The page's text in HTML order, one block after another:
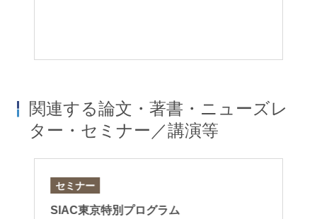
関連する論文・著書・ニューズレ
ター・セミナー／講演等
セミナー
SIAC東京特別プログラム